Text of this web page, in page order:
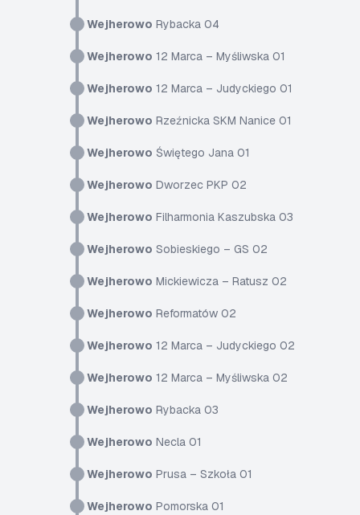
Wejherowo Rybacka 04
Wejherowo 12 Marca – Myśliwska 01
Wejherowo 12 Marca – Judyckiego 01
Wejherowo Rzeźnicka SKM Nanice 01
Wejherowo Świętego Jana 01
Wejherowo Dworzec PKP 02
Wejherowo Filharmonia Kaszubska 03
Wejherowo Sobieskiego – GS 02
Wejherowo Mickiewicza – Ratusz 02
Wejherowo Reformatów 02
Wejherowo 12 Marca – Judyckiego 02
Wejherowo 12 Marca – Myśliwska 02
Wejherowo Rybacka 03
Wejherowo Necla 01
Wejherowo Prusa – Szkoła 01
Wejherowo Pomorska 01